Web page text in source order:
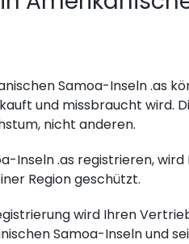
Samoa-Inseln .as
und missbraucht wird.
nicht anderen.
Inseln .as registrieren,
Region geschützt.
wird Ihren
Samoa-Inseln und